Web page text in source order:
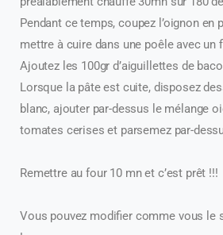
Pendant ce temps, coupez l’oignon en
mettre à cuire dans une poêle avec un
Ajoutez les 100gr d’aiguillettes de
Lorsque la pâte est cuite, disposez
blanc, ajouter par-dessus le mélange
tomates cerises et parsemez par-
Remettre au four 10 mn et c’est prêt !!!
Vous pouvez modifier comme vous le